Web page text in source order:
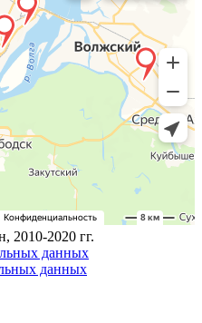
2010-2020 гг.
данных
данных